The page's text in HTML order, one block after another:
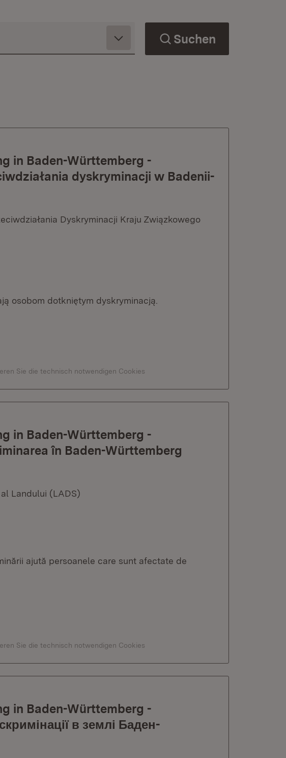
Suchen
in Baden-Württemberg -
dyskryminacji w Badenii-
Dyskryminacji Kraju Związkowego
osobom dotkniętym dyskryminacją.
Sie die technisch notwendigen Cookies
in Baden-Württemberg -
în Baden-Württemberg
Landului (LADS)
ajută persoanele care sunt afectate de
Sie die technisch notwendigen Cookies
in Baden-Württemberg -
в землі Баден-